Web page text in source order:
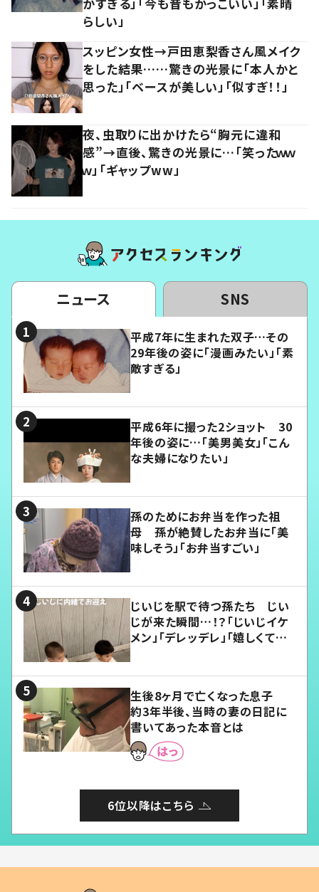
らしい」
スッピン女性→戸田恵梨香さん風メイク
をした結果……驚きの光景に「本人かと
思った」「ベースが美しい」「似すぎ！！」
夜、虫取りに出かけたら“胸元に違和
感”→直後、驚きの光景に…「笑ったｗｗ
ｗ」「ギャップww」
ニュース SNS
平成7年に生まれた双子…その
29年後の姿に「漫画みたい」「素
敵すぎる」
平成6年に撮った2ショット 30
年後の姿に…「美男美女」「こん
な夫婦になりたい」
孫のためにお弁当を作った祖
母 孫が絶賛したお弁当に「美
味しそう」「お弁当すごい」
じいじを駅で待つ孫たち じい
じが来た瞬間…！？「じいじイケ
メン」「デレッデレ」「嬉しくて可
生後8ヶ月で亡くなった息子
約3年半後、当時の妻の日記に
書いてあった本音とは
6位以降はこちら